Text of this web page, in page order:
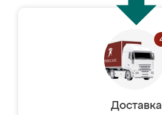
Доставка